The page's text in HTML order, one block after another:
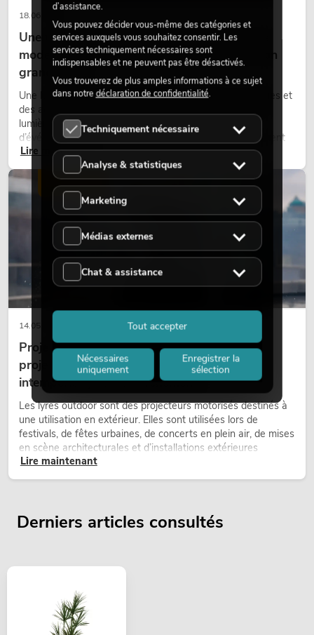
18.06.2026
Une touche rétro dans un design d'éclairage
moderne : pourquoi la lumière chaude fait son
grand retour
Une lumière très chaude, des surfaces lumineuses visibles et
des accents colorés caractérisent de nombreux designs
lumière actuels sur les scènes, dans les clubs et lors
d’événements. La lumière rétro n’est pas un effet purement
nostalgique, mais un outil de conception utilisé de manière
ciblée : elle crée une atmosphère, donne du caractère aux
scènes et peut rendre les configurations LED techniques plus
émotionnelles.
Lire maintenant
14.05.2026
Projecteurs à tête mobile d'extérieur : des
projecteurs à tête mobile résistants aux
intempéries pour les événements
Les lyres outdoor sont des projecteurs motorisés destinés à
une utilisation en extérieur. Elles sont utilisées lors de
festivals, de fêtes urbaines, de concerts en plein air, de mises
en scène architecturales et d’installations extérieures
temporaires.
Lire maintenant
ÉCLAIRAGE
Derniers articles consultés
d’assistance.
Vous pouvez décider vous-même des catégories et
services auxquels vous souhaitez consentir. Les
services techniquement nécessaires sont
indispensables et ne peuvent pas être désactivés.
Vous trouverez de plus amples informations à ce sujet
dans notre déclaration de confidentialité.
Techniquement nécessaire
Analyse & statistiques
Marketing
Médias externes
Chat & assistance
Nécessaires
uniquement
Enregistrer la
sélection
Tout accepter